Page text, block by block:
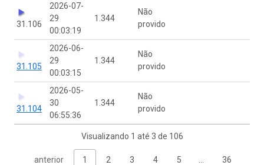
31.106
2026-07-
29
00:03:19
1.344
Não
provido
31.105
2026-06-
29
00:03:15
1.344
Não
provido
31.104
2026-05-
30
06:55:36
1.344
Não
provido
Visualizando 1 até 3 de 106
anterior 1 2 3 4 5 36